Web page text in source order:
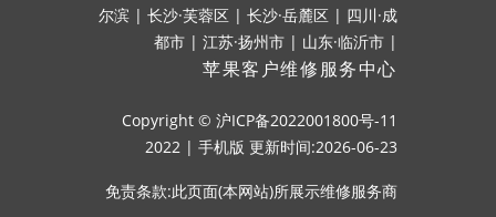
尔滨 | 长沙·芙蓉区 | 长沙·岳麓区 | 四川·成
都市 | 江苏·扬州市 | 山东·临沂市 |
苹果客户维修服务中心
Copyright © 沪ICP备2022001800号-11
2022 | 手机版 更新时间:2026-06-23
免责条款:此页面(本网站)所展示维修服务商